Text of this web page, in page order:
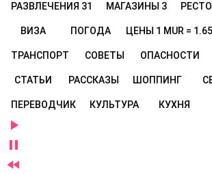
РАЗВЛЕЧЕНИЯ 31 МАГАЗИНЫ 3
ВИЗА ПОГОДА ЦЕНЫ 1 MUR =
ТРАНСПОРТ СОВЕТЫ ОПАСНОСТИ
СТАТЬИ РАССКАЗЫ ШОППИНГ
ПЕРЕВОДЧИК КУЛЬТУРА КУХНЯ


